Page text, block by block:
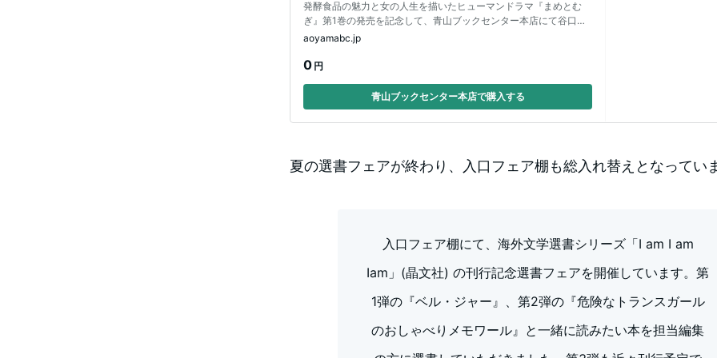
発酵食品の魅力と女の人生を描いたヒューマンドラマ『まめとむ
ぎ』第1巻の発売を記念して、青山ブックセンター本店にて谷口菜
津子
aoyamabc.jp
0 円
青山ブックセンター本店で購入する
夏の選書フェアが終わり、入口フェア棚も総入れ替えとなってい
入口フェア棚にて、海外文学選書シリーズ「I am I am
Iam」(晶文社) の刊行記念選書フェアを開催しています。第
1弾の『ベル・ジャー』、第2弾の『危険なトランスガール
のおしゃべりメモワール』と一緒に読みたい本を担当編集